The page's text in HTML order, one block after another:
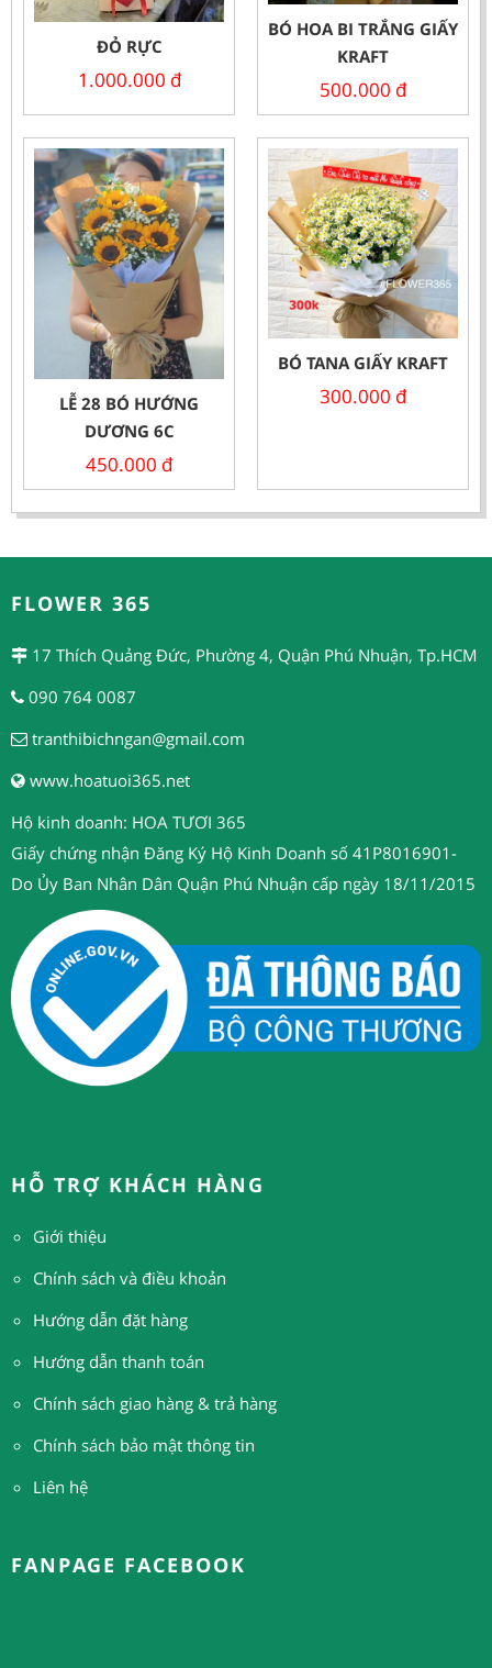
ĐỎ RỰC
1.000.000 đ
BÓ HOA BI TRẮNG GIẤY
KRAFT
500.000 đ
LỄ 28 BÓ HƯỚNG
DƯƠNG 6C
450.000 đ
BÓ TANA GIẤY KRAFT
300.000 đ
FLOWER 365
17 Thích Quảng Đức, Phường 4, Quận Phú Nhuận, Tp.HCM
090 764 0087
tranthibichngan@gmail.com
www.hoatuoi365.net
Hộ kinh doanh: HOA TƯƠI 365
Giấy chứng nhận Đăng Ký Hộ Kinh Doanh số 41P8016901-
Do Ủy Ban Nhân Dân Quận Phú Nhuận cấp ngày 18/11/2015
HỖ TRỢ KHÁCH HÀNG
Giới thiệu
Chính sách và điều khoản
Hướng dẫn đặt hàng
Hướng dẫn thanh toán
Chính sách giao hàng & trả hàng
Chính sách bảo mật thông tin
Liên hệ
FANPAGE FACEBOOK